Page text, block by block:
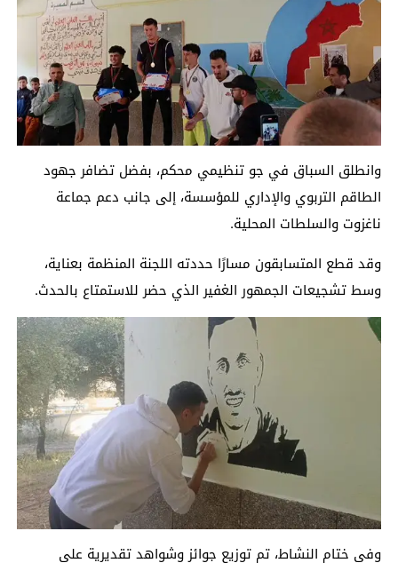
وانطلق السباق في جو تنظيمي محكم، بفضل تضافر جهود
الطاقم التربوي والإداري للمؤسسة، إلى جانب دعم جماعة
ناغزوت والسلطات المحلية.
وقد قطع المتسابقون مسارًا حددته اللجنة المنظمة بعناية،
وسط تشجيعات الجمهور الغفير الذي حضر للاستمتاع بالحدث.
وفي ختام النشاط، تم توزيع جوائز وشواهد تقديرية على